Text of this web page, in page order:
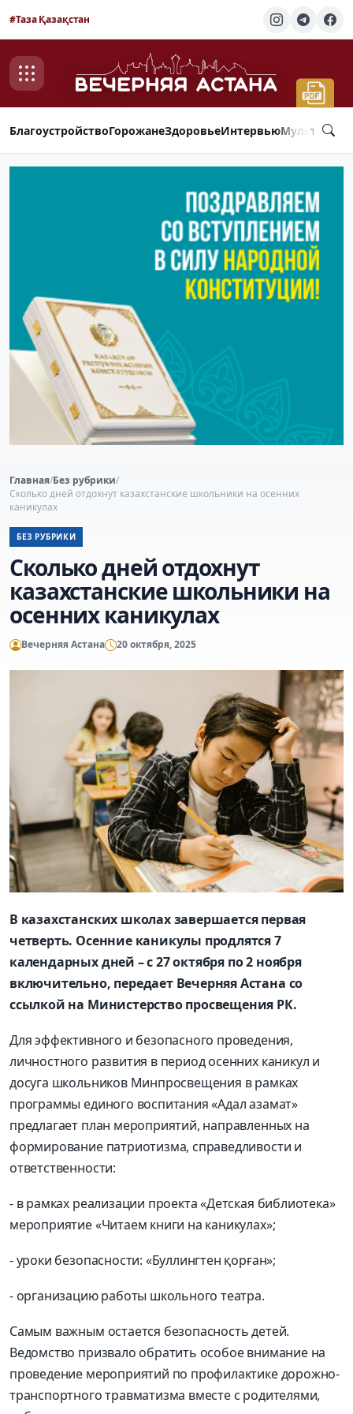
#Таза Қазақстан
БлагоустройствоГорожанеЗдоровьеИнтервью
Главная/Без рубрики/
Сколько дней отдохнут казахстанские школьники на осенних
каникулах
БЕЗ РУБРИКИ
Сколько дней отдохнут
казахстанские школьники на
осенних каникулах
Вечерняя Астана 20 октября, 2025
В казахстанских школах завершается первая
четверть. Осенние каникулы продлятся 7
календарных дней – с 27 октября по 2 ноября
включительно, передает Вечерняя Астана со
ссылкой на Министерство просвещения РК.
Для эффективного и безопасного проведения,
личностного развития в период осенних каникул и
досуга школьников Минпросвещения в рамках
программы единого воспитания «Адал азамат»
предлагает план мероприятий, направленных на
формирование патриотизма, справедливости и
ответственности:
- в рамках реализации проекта «Детская библиотека»
мероприятие «Читаем книги на каникулах»;
- уроки безопасности: «Буллингтен қорған»;
- организацию работы школьного театра.
Самым важным остается безопасность детей.
Ведомство призвало обратить особое внимание на
проведение мероприятий по профилактике дорожно-
транспортного травматизма вместе с родителями,